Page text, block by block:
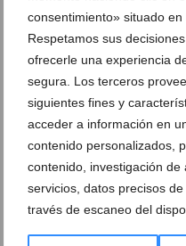
consentimiento» situado
Respetamos sus
ofrecerle una experiencia
segura. Los terceros
siguientes fines y
acceder a información en
contenido personalizados,
contenido, investigación
servicios, datos precisos
través de escaneo del
Horario de los partidos
09 de febrero de 2014